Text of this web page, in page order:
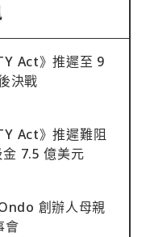
Act》推遲至 9
決戰
Act》推遲難阻
7.5 億美元
創辦人母親
會